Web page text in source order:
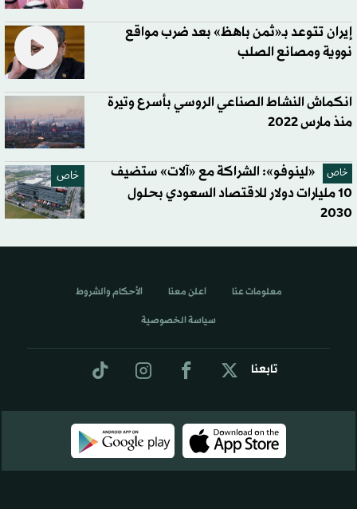
إيران تتوعد بـ«ثمن باهظ» بعد ضرب مواقع
نووية ومصانع الصلب
انكماش النشاط الصناعي الروسي بأسرع وتيرة
منذ مارس 2022
خاص خاص
«لينوفو»: الشراكة مع «آلات» ستضيف
10 مليارات دولار للاقتصاد السعودي بحلول
2030
تابعنا
معلومات عنا اعلن معنا الأحكام والشروط
سياسة الخصوصية